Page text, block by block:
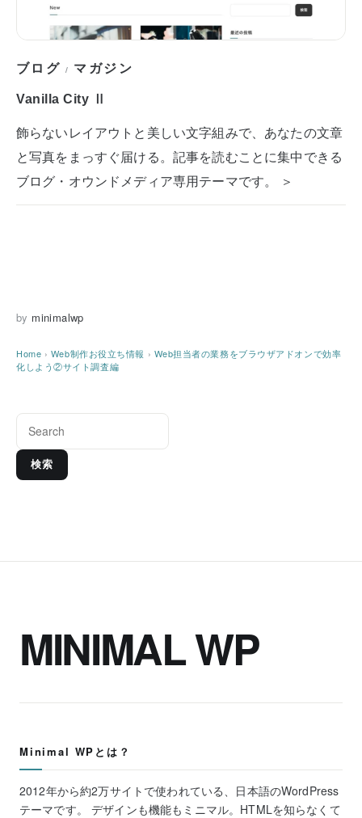
ブログ / マガジン
Vanilla City Ⅱ
飾らないレイアウトと美しい文字組みで、あなたの文章
と写真をまっすぐ届ける。記事を読むことに集中できる
ブログ・オウンドメディア専用テーマです。 ＞
by minimalwp
Home › Web制作お役立ち情報 › Web担当者の業務をブラウザアドオンで効率
化しよう②サイト調査編
検索
MINIMAL WP
Minimal WPとは？
2012年から約2万サイトで使われている、日本語のWordPress
テーマです。 デザインも機能もミニマル。HTMLを知らなくて